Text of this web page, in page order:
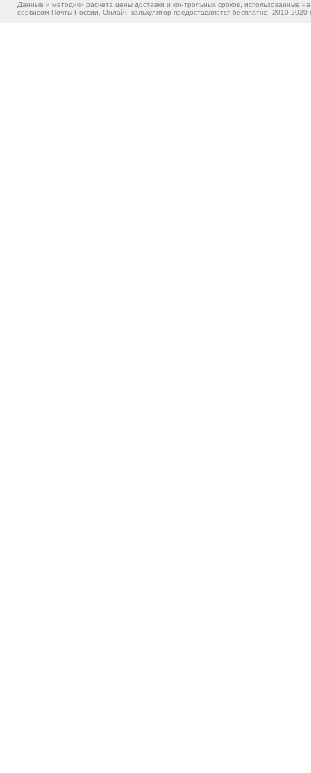
Данные и методики расчета цены доставки и контрольных сроков, использованные
сервисом Почты России. Онлайн калькулятор предоставляется бесплатно. 2010-2020